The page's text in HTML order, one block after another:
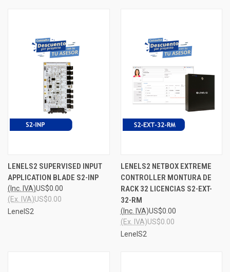
LENELS2 SUPERVISED INPUT
APPLICATION BLADE S2-INP
US$0.00
(Inc. IVA)
US$0.00
(Ex. IVA)
LenelS2
LENELS2 NETBOX EXTREME
CONTROLLER MONTURA DE
RACK 32 LICENCIAS S2-EXT-
32-RM
US$0.00
(Inc. IVA)
US$0.00
(Ex. IVA)
LenelS2